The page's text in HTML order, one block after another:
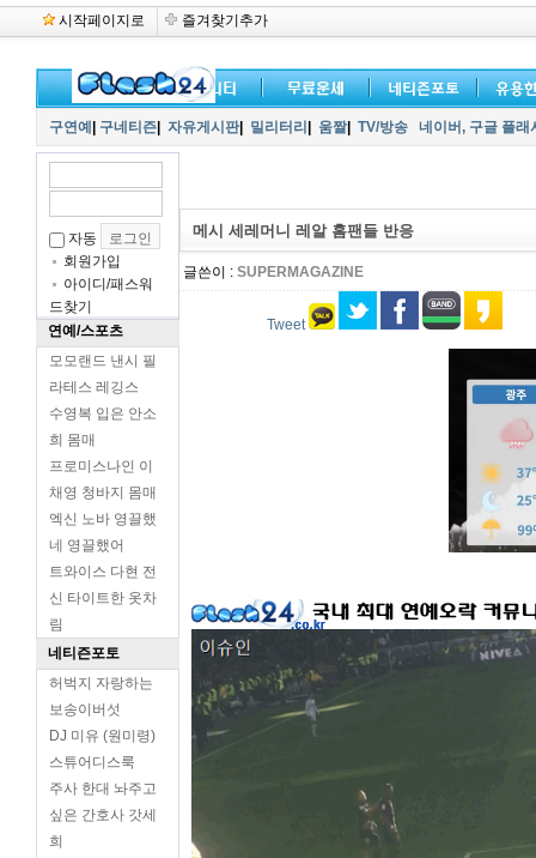
시작페이지로 즐겨찾기추가
구연예 구네티즌 자유게시판| 밀리터리 움짤| TV/방송 네이버, 구글 플
자동
회원가입
아이디/패스워
드찾기
연예/스포츠
모모랜드 낸시 필
라테스 레깅스
수영복 입은 안소
희 몸매
프로미스나인 이
채영 청바지 몸매
엑신 노바 영끌했
네 영끌했어
트와이스 다현 전
신 타이트한 옷차
림
네티즌포토
허벅지 자랑하는
보송이버섯
DJ 미유 (원미령)
스튜어디스룩
주사 한대 놔주고
싶은 간호사 갓세
희
메시 세레머니 레알 홈팬들 반응
글쓴이 : SUPERMAGAZINE
Tweet